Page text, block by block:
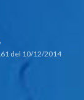
del 10/12/2014